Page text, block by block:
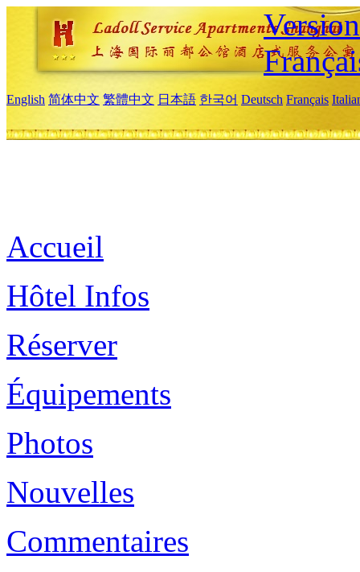
English 简体中文 繁體中文 日本語 한국어 Deutsch Français
Accueil
Hôtel Infos
Réserver
Équipements
Photos
Nouvelles
Commentaires